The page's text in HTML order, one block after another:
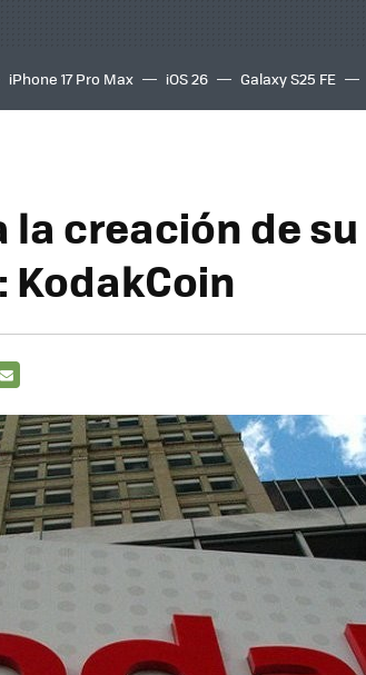
iPhone 17 Pro Max iOS 26 Galaxy S25 FE
la creación de